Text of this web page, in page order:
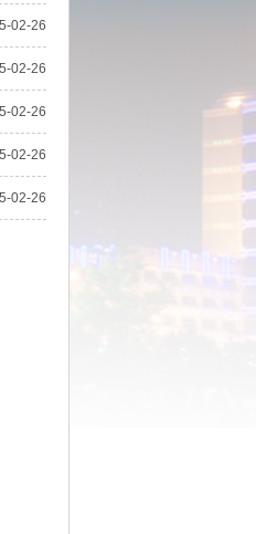
02-26
02-26
02-26
02-26
02-26